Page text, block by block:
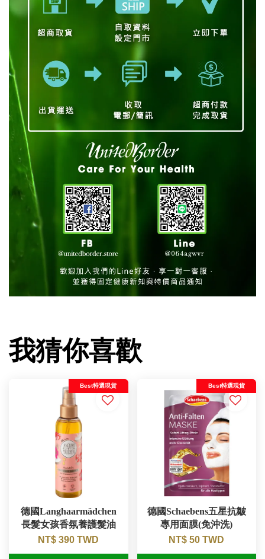
我猜你喜歡
Best特選現貨
德國Langhaarmädchen
長髮女孩香氛養護髮油
NT$ 390 TWD
Best特選現貨
德國Schaebens五星抗皺
專用面膜(免沖洗)
NT$ 50 TWD